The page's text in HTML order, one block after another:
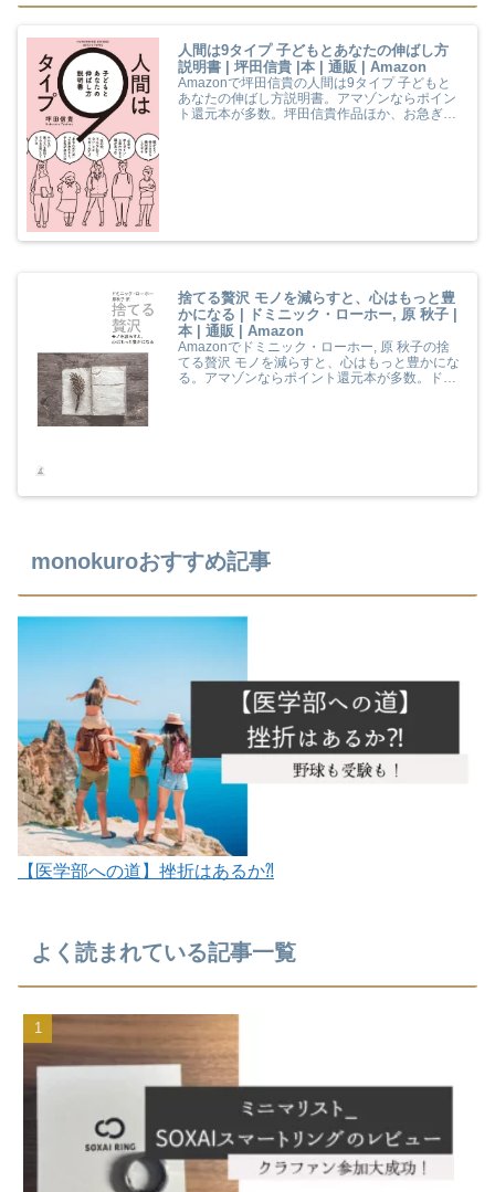
人間は9タイプ 子どもとあなたの伸ばし方
説明書 | 坪田信貴 |本 | 通販 | Amazon
Amazonで坪田信貴の人間は9タイプ 子どもと
あなたの伸ばし方説明書。アマゾンならポイン
ト還元本が多数。坪田信貴作品ほか、お急ぎ便
捨てる贅沢 モノを減らすと、心はもっと豊
かになる | ドミニック・ローホー, 原 秋子 |
本 | 通販 | Amazon
Amazonでドミニック・ローホー, 原 秋子の捨
てる贅沢 モノを減らすと、心はもっと豊かにな
る。アマゾンならポイント還元本が多数。ドミ
monokuroおすすめ記事
【医学部への道】挫折はあるか⁈
よく読まれている記事一覧